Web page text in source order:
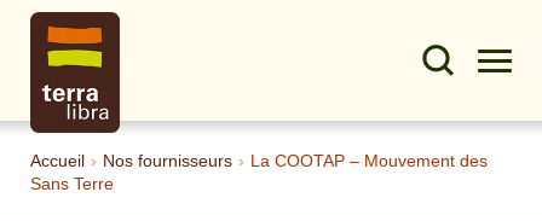
Accueil › Nos fournisseurs › La COOTAP – Mouvement des
Sans Terre